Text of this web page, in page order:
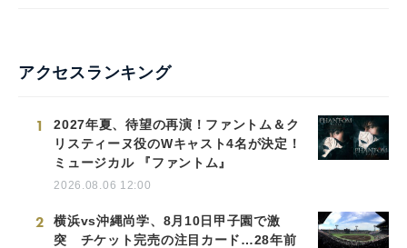
アクセスランキング
1
2027年夏、待望の再演！ファントム＆ク
リスティーヌ役のWキャスト4名が決定！
ミュージカル 『ファントム』
2026.08.06 12:00
2
横浜vs沖縄尚学、8月10日甲子園で激
突 チケット完売の注目カード…28年前